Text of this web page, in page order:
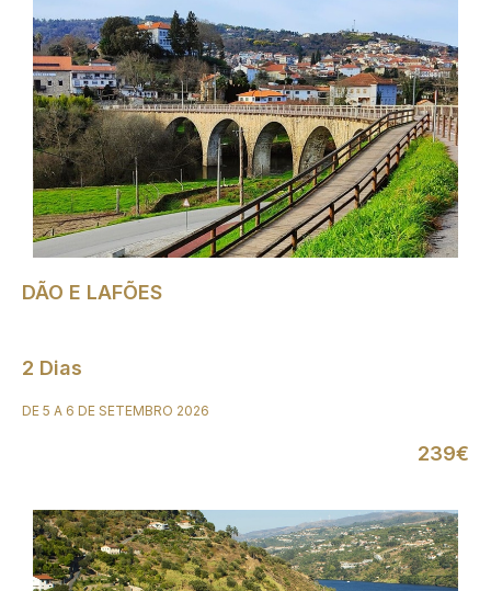
DÃO E LAFÕES
2 Dias
DE 5 A 6 DE SETEMBRO 2026
239€